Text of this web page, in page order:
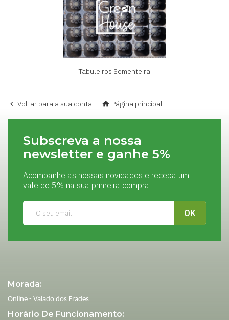
Tabuleiros Sementeira
 Voltar para a sua conta  Página principal
Subscreva a nossa
newsletter e ganhe 5%
Acompanhe as nossas novidades e receba um
vale de 5% na sua primeira compra.
Morada:
Online - Valado dos Frades
Horário De Funcionamento: